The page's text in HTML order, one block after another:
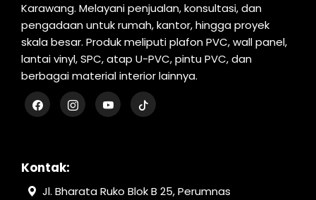
Karawang. Melayani penjualan, konsultasi, dan
pengadaan untuk rumah, kantor, hingga proyek
skala besar. Produk meliputi plafon PVC, wall panel,
lantai vinyl, SPC, atap U-PVC, pintu PVC, dan
berbagai material interior lainnya.
Kontak:
Jl. Bharata Ruko Blok B 25, Perumnas